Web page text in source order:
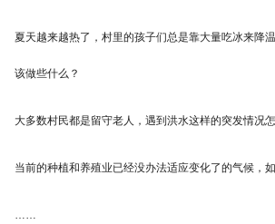
夏天越来越热了，村里的孩子们总是靠大量吃冰来降
该做些什么？
大多数村民都是留守老人，遇到洪水这样的突发情况
当前的种植和养殖业已经没办法适应变化了的气候，